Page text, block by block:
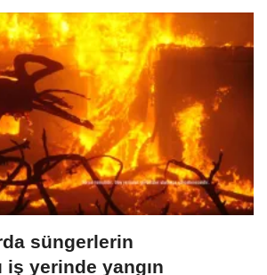
süngerlerin
iş yerinde yangın